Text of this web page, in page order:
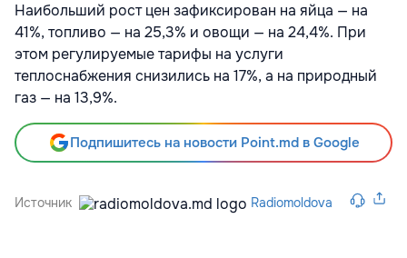
Наибольший рост цен зафиксирован на яйца — на
41%, топливо — на 25,3% и овощи — на 24,4%. При
этом регулируемые тарифы на услуги
теплоснабжения снизились на 17%, а на природный
газ — на 13,9%.
Подпишитесь на новости Point.md в Google
Источник Radiomoldova